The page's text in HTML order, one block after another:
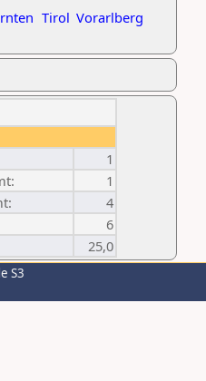
Tirol Vorarlberg
1
1
4
6
25,0
S3